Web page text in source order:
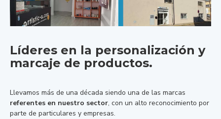
Líderes en la personalización y
marcaje de productos.
Llevamos más de una década siendo una de las marcas
referentes en nuestro sector, con un alto reconocimiento por
parte de particulares y empresas.